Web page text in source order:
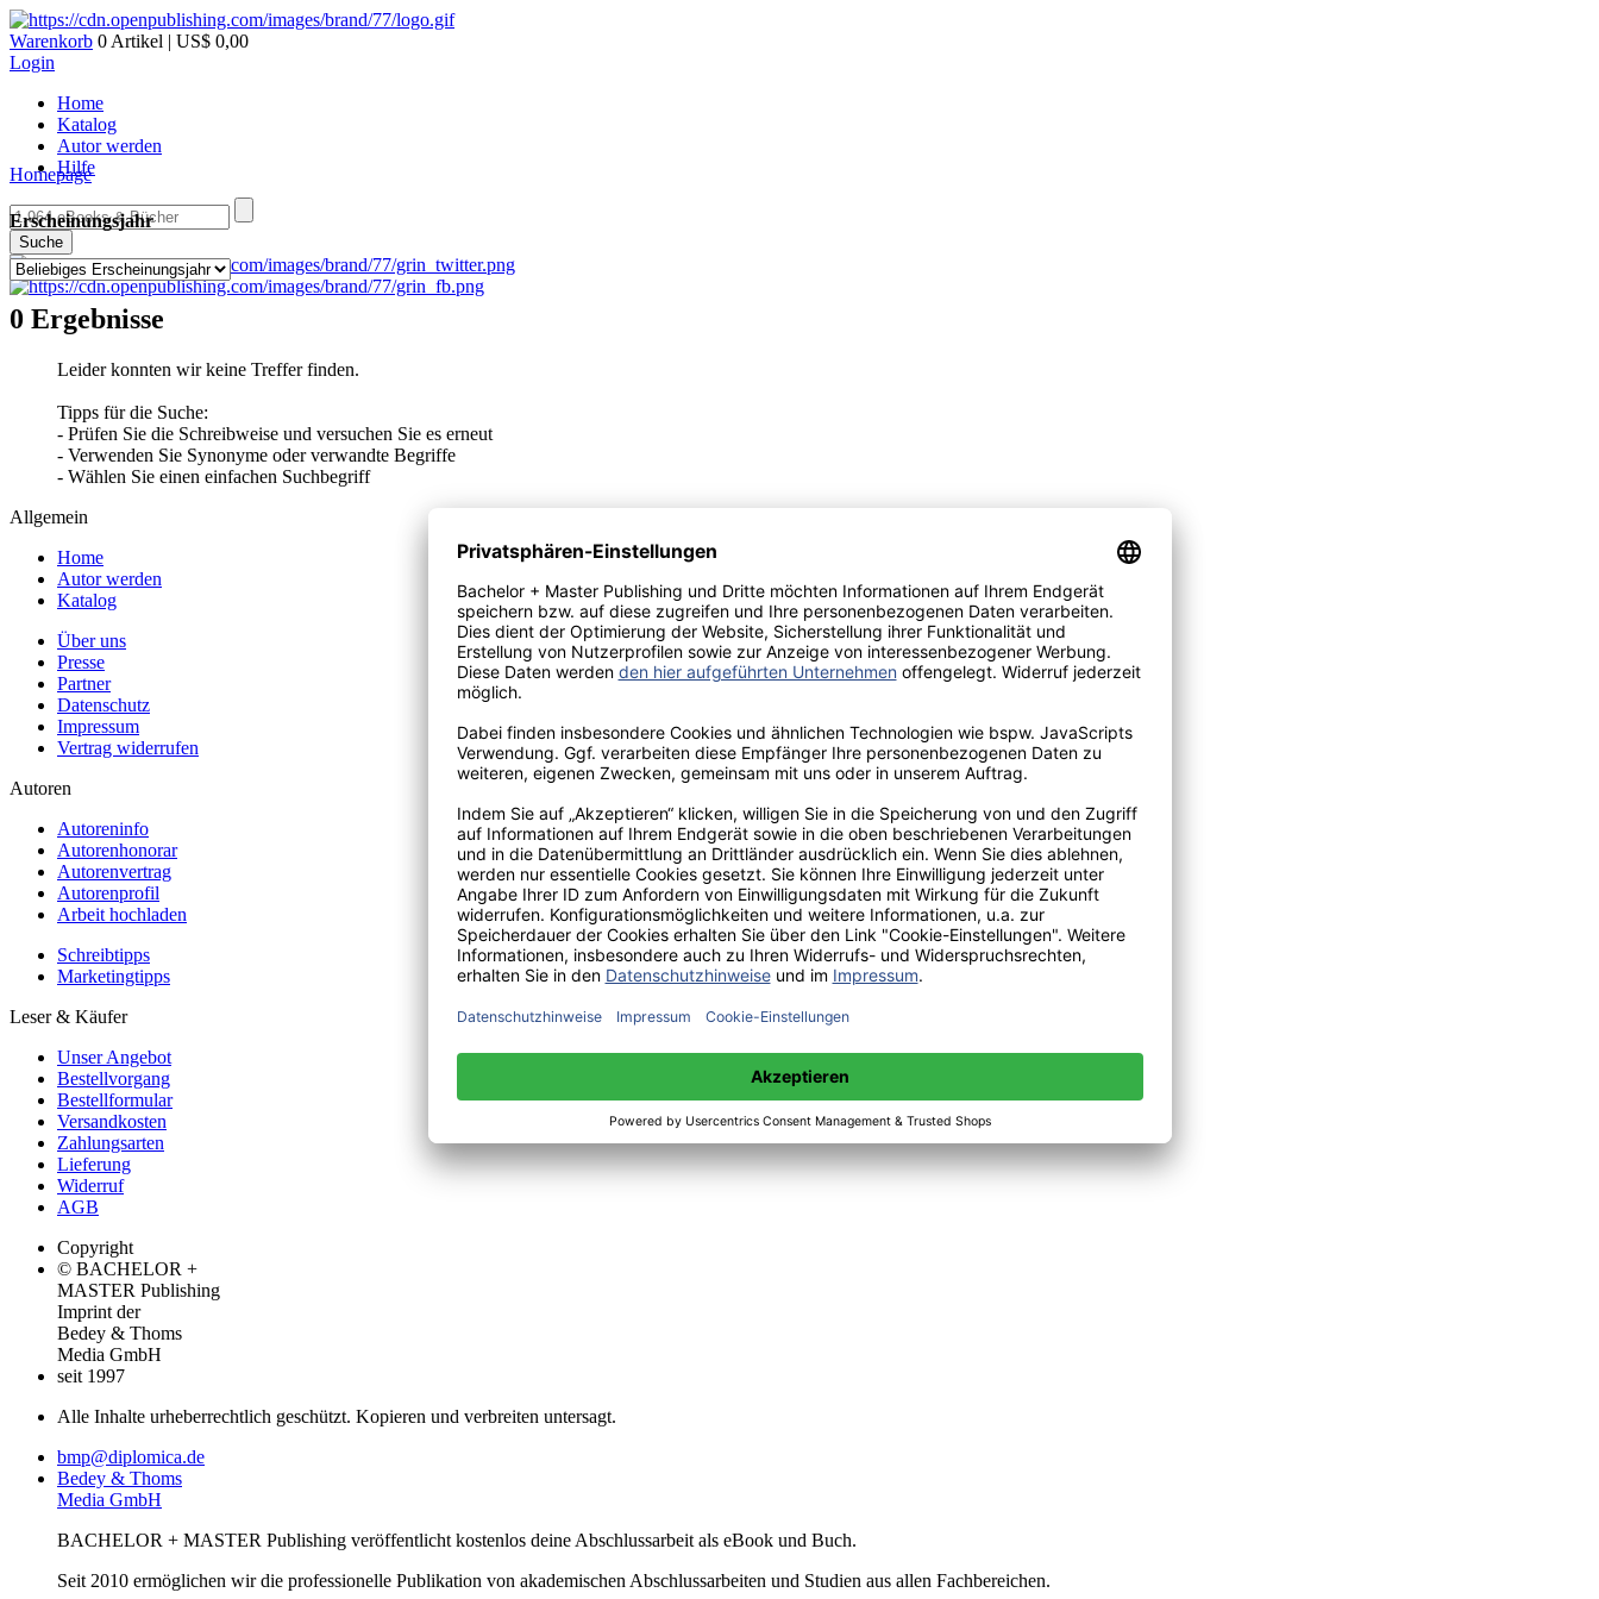
Warenkorb 0 Artikel | US$ 0,00
Login
Home
Katalog
Autor werden
Hilfe
Suche
Homepage
Erscheinungsjahr
0 Ergebnisse
Leider konnten wir keine Treffer finden.
Tipps für die Suche:
- Prüfen Sie die Schreibweise und versuchen Sie es erneut
- Verwenden Sie Synonyme oder verwandte Begriffe
- Wählen Sie einen einfachen Suchbegriff
Allgemein
Home
Autor werden
Katalog
Über uns
Presse
Partner
Datenschutz
Impressum
Vertrag widerrufen
Autoren
Autoreninfo
Autorenhonorar
Autorenvertrag
Autorenprofil
Arbeit hochladen
Schreibtipps
Marketingtipps
Leser & Käufer
Unser Angebot
Bestellvorgang
Bestellformular
Versandkosten
Zahlungsarten
Lieferung
Widerruf
AGB
Copyright
© BACHELOR +
MASTER Publishing
Imprint der
Bedey & Thoms
Media GmbH
seit 1997
Alle Inhalte urheberrechtlich geschützt. Kopieren und verbreiten untersagt.
bmp@diplomica.de
Bedey & Thoms
Media GmbH
BACHELOR + MASTER Publishing veröffentlicht kostenlos deine Abschlussarbeit als eBook und Buch.
Seit 2010 ermöglichen wir die professionelle Publikation von akademischen Abschlussarbeiten und Studien aus allen Fachbereichen.